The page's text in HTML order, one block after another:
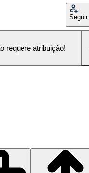
Seguir
requere atribuição!